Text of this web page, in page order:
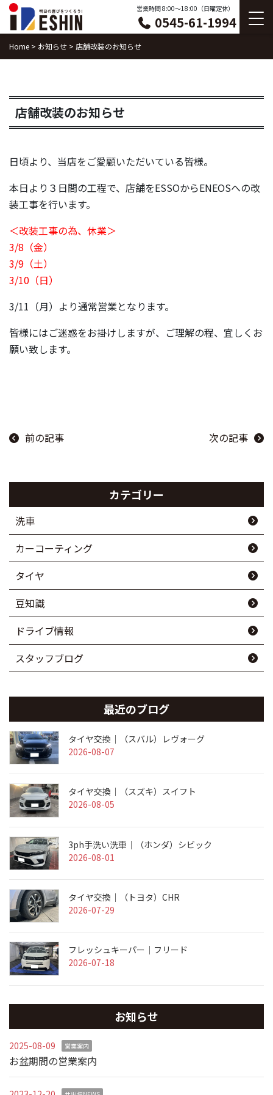
Skip
content
営業時間 8:00〜18:00（日曜定休）
0545-61-1994
Home > お知らせ > 店舗改装のお知らせ
店舗改装のお知らせ
日頃より、当店をご愛顧いただいている皆様。
本日より３日間の工程で、店舗をESSOからENEOSへの改
装工事を行います。
＜改装工事の為、休業＞
3/8（金）
3/9（土）
3/10（日）
3/11（月）より通常営業となります。
皆様にはご迷惑をお掛けしますが、ご理解の程、宜しくお
願い致します。
前の記事 次の記事
カテゴリー
洗車
カーコーティング
タイヤ
豆知識
ドライブ情報
スタッフブログ
最近のブログ
タイヤ交換｜（スバル）レヴォーグ
2026-08-07
タイヤ交換｜（スズキ）スイフト
2026-08-05
3ph手洗い洗車｜（ホンダ）シビック
2026-08-01
タイヤ交換｜（トヨタ）CHR
2026-07-29
フレッシュキーパー｜フリード
2026-07-18
お知らせ
2025-08-09 営業案内
お盆期間の営業案内